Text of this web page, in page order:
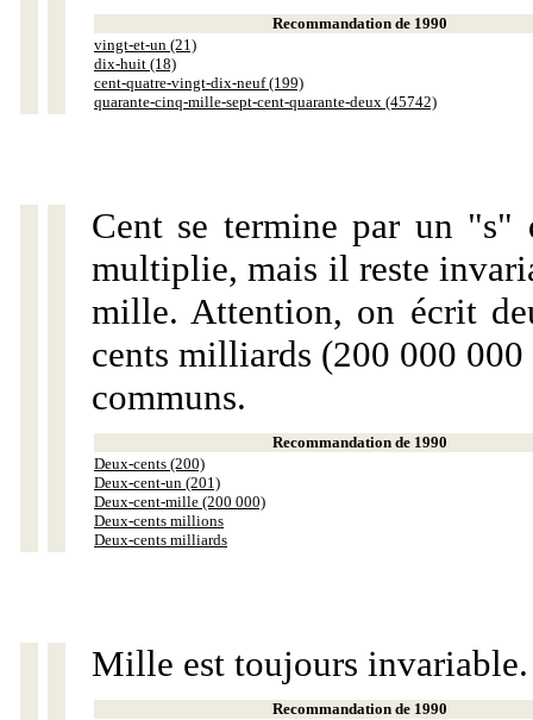
Recommandation de 1990
vingt-et-un (21)
dix-huit (18)
cent-quatre-vingt-dix-neuf (199)
quarante-cinq-mille-sept-cent-quarante-deux (45742)
Cent se termine par un "s"
multiplie, mais il reste
mille. Attention, on écrit
cents milliards (200 000
communs.
Recommandation de 1990
Deux-cents (200)
Deux-cent-un (201)
Deux-cent-mille (200 000)
Deux-cents millions
Deux-cents milliards
Mille est toujours invariable.
Recommandation de 1990